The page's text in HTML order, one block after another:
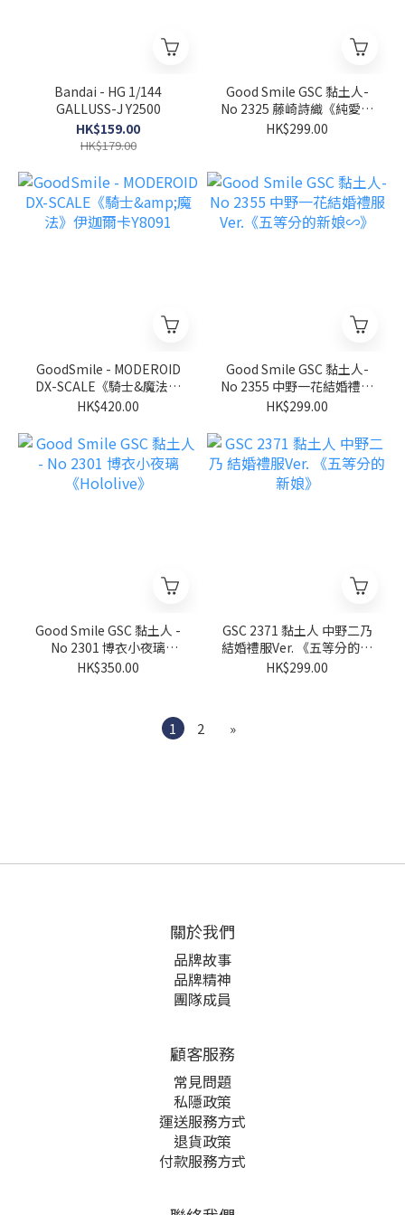
Bandai - HG 1/144
GALLUSS-J Y2500
HK$159.00
HK$179.00
Good Smile GSC 黏土人-
No 2325 藤崎詩織《純愛手
札》
HK$299.00
GoodSmile - MODEROID
DX-SCALE《騎士&魔法》
伊迦爾卡Y8091
HK$420.00
Good Smile GSC 黏土人-
No 2355 中野一花結婚禮服
Ver.《五等分的新娘∽》
HK$299.00
Good Smile GSC 黏土人 -
No 2301 博衣小夜璃
《Hololive》
HK$350.00
GSC 2371 黏土人 中野二乃
結婚禮服Ver. 《五等分的新
娘》
HK$299.00
1 2 »
關於我們
品牌故事
品牌精神
團隊成員
顧客服務
常見問題
私隱政策
運送服務方式
退貨政策
付款服務方式